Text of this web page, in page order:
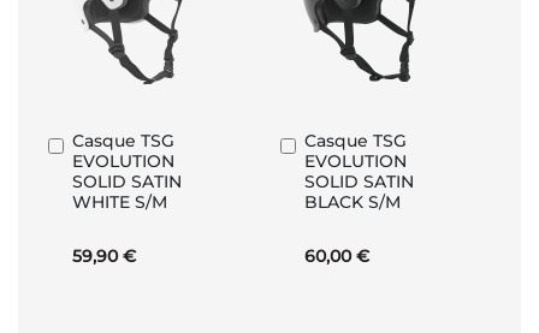
Casque TSG
EVOLUTION
SOLID SATIN
WHITE S/M
59,90 €
Ajouter
au
panier
Casque TSG
EVOLUTION
SOLID SATIN
BLACK S/M
60,00 €
Ajouter
au
panier